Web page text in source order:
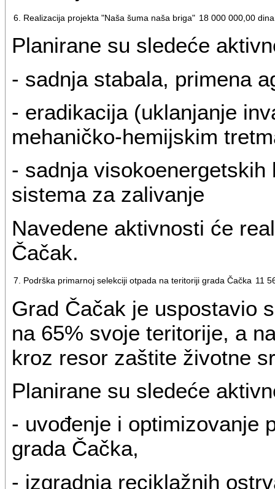
6. Realizacija projekta "Naša šuma naša briga" 18 000 000,00
Planirane su sledeće
- sadnja stabala, primena
- eradikacija (uklanjanje
mehaničko-hemijskim
- sadnja visokoenergetskih
sistema za zalivanje
Navedene aktivnosti će
Čačak.
7. Podrška primarnoj selekciji otpada na teritoriji grada Čačka 11
Grad Čačak je uspostavio
na 65% svoje teritorije, a
kroz resor zaštite životne
Planirane su sledeće
- uvođenje i optimizovanje
grada Čačka,
- izgradnja reciklažnih